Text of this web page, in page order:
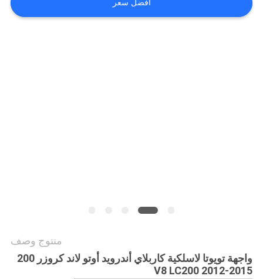
افضل سعر
منتوج وصف
واجهة تويوتا لاسلكية كاربلاي أندرويد أوتو لاند كروزر 200
V8 LC200 2012-2015